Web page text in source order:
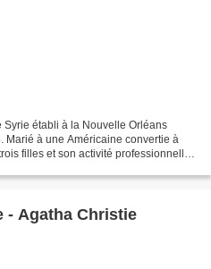
établi à la Nouvelle Orléans
Marié à une Américaine convertie à
filles et son activité professionnelle
- Agatha Christie